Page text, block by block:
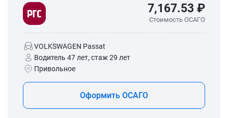
7,167.53 ₽
Стоимость ОСАГО
VOLKSWAGEN Passat
Водитель 47 лет, стаж 29 лет
Привольное
Оформить ОСАГО